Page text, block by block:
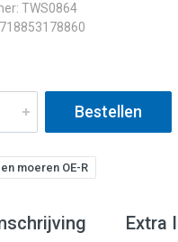
TWS0864
Bestellen
moeren OE-R
Extra